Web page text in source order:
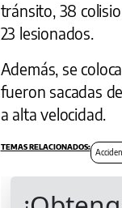
tránsito, 38
23 lesionados.
Además, se
fueron sacadas
a alta velocidad.